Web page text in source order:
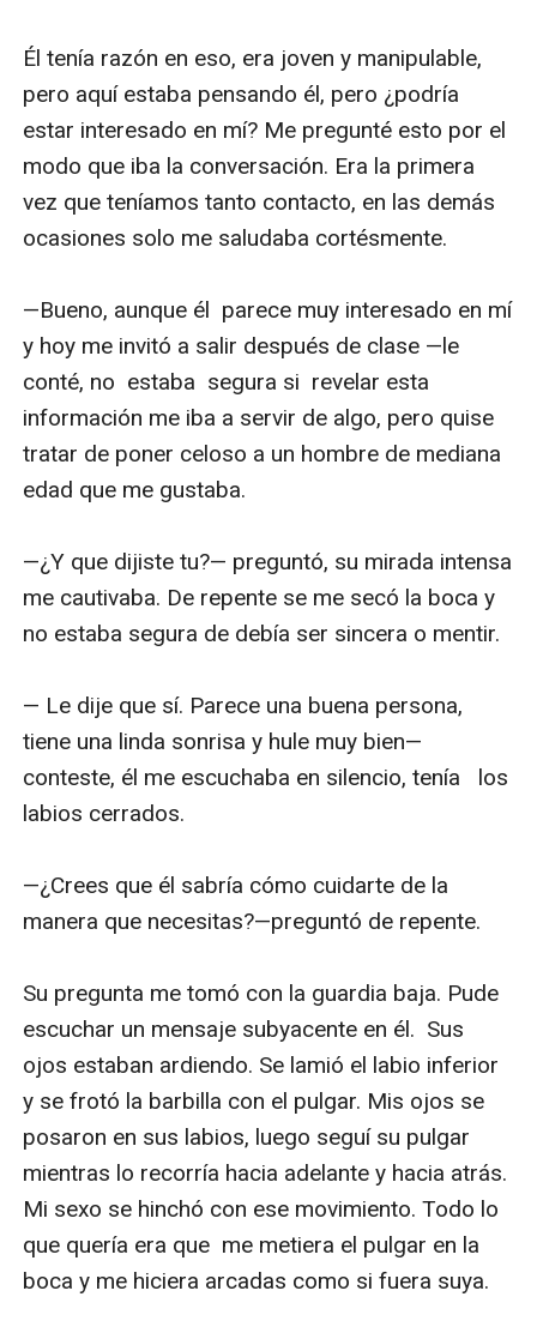
Él tenía razón en eso, era joven y manipulable,
pero aquí estaba pensando él, pero ¿podría
estar interesado en mí? Me pregunté esto por el
modo que iba la conversación. Era la primera
vez que teníamos tanto contacto, en las demás
ocasiones solo me saludaba cortésmente.
—Bueno, aunque él  parece muy interesado en mí
y hoy me invitó a salir después de clase —le
conté, no  estaba  segura si  revelar esta
información me iba a servir de algo, pero quise
tratar de poner celoso a un hombre de mediana
edad que me gustaba.
—¿Y que dijiste tu?— preguntó, su mirada intensa
me cautivaba. De repente se me secó la boca y
no estaba segura de debía ser sincera o mentir.
— Le dije que sí. Parece una buena persona,
tiene una linda sonrisa y hule muy bien—
conteste, él me escuchaba en silencio, tenía   los
labios cerrados.
—¿Crees que él sabría cómo cuidarte de la
manera que necesitas?—preguntó de repente.
Su pregunta me tomó con la guardia baja. Pude
escuchar un mensaje subyacente en él.  Sus
ojos estaban ardiendo. Se lamió el labio inferior
y se frotó la barbilla con el pulgar. Mis ojos se
posaron en sus labios, luego seguí su pulgar
mientras lo recorría hacia adelante y hacia atrás.
Mi sexo se hinchó con ese movimiento. Todo lo
que quería era que  me metiera el pulgar en la
boca y me hiciera arcadas como si fuera suya.